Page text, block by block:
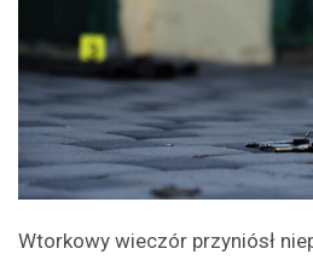
Wtorkowy wieczór przyniósł